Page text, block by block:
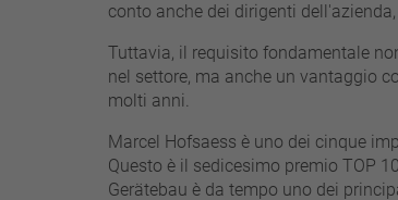
conto anche dei dirigenti
Tuttavia, il requisito fondamentale
nel settore, ma anche un vantaggio
molti anni.
Marcel Hofsaess è uno dei cinque
Questo è il sedicesimo premio TOP
Gerätebau è da tempo uno dei